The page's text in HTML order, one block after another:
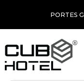
PORTES